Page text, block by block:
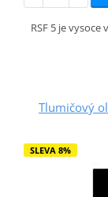
RSF 5 je
Tlumičový
SLEVA 8%